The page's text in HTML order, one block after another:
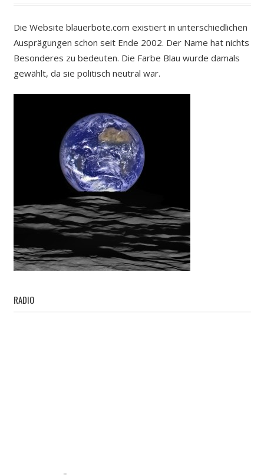
Die Website blauerbote.com existiert in unterschiedlichen
Ausprägungen schon seit Ende 2002. Der Name hat nichts
Besonderes zu bedeuten. Die Farbe Blau wurde damals
gewählt, da sie politisch neutral war.
RADIO